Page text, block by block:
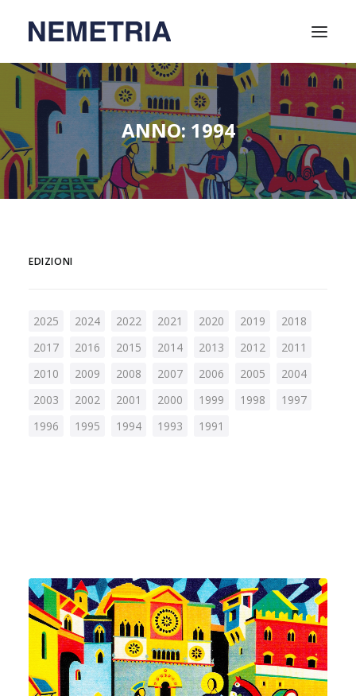
Home
Attività
Video
Relatori
ANNO: 1994
EDIZIONI
2025 2024 2022 2021 2020 2019
2018
2017
2016 2015 2014 2013 2012
2011
2010
2009 2008 2007 2006 2005
2004
2003
2002 2001 2000 1999 1998
1997
1996
1995 1994 1993 1991